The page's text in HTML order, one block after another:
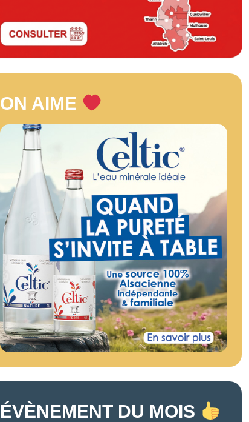
ON AIME
ÉVÈNEMENT DU MOIS